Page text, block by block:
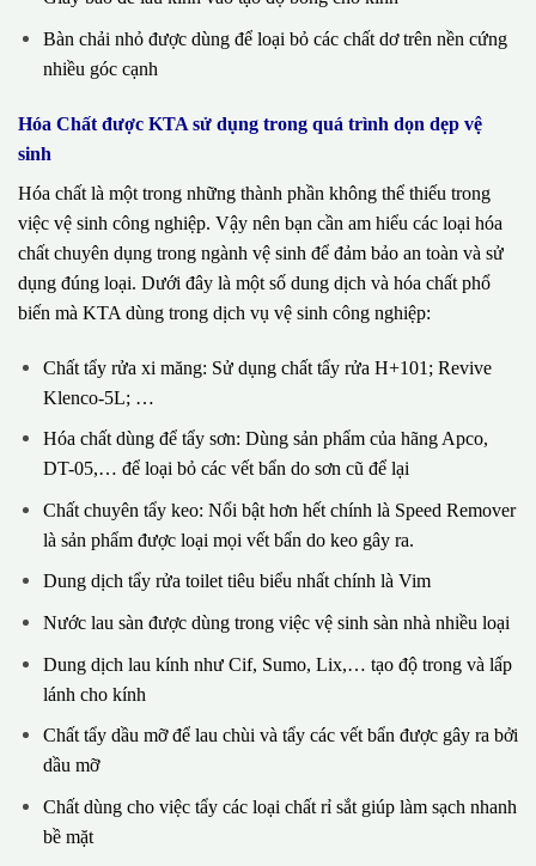
Bàn chải nhỏ được dùng để loại bỏ các chất dơ trên nền cứng
nhiều góc cạnh
Hóa Chất được KTA sử dụng trong quá trình dọn dẹp vệ
sinh
Hóa chất là một trong những thành phần không thể thiếu trong
việc vệ sinh công nghiệp. Vậy nên bạn cần am hiểu các loại hóa
chất chuyên dụng trong ngành vệ sinh để đảm bảo an toàn và sử
dụng đúng loại. Dưới đây là một số dung dịch và hóa chất phổ
biến mà KTA dùng trong dịch vụ vệ sinh công nghiệp:
Chất tẩy rửa xi măng: Sử dụng chất tẩy rửa H+101; Revive
Klenco-5L; …
Hóa chất dùng để tẩy sơn: Dùng sản phẩm của hãng Apco,
DT-05,… để loại bỏ các vết bẩn do sơn cũ để lại
Chất chuyên tẩy keo: Nổi bật hơn hết chính là Speed Remover
là sản phẩm được loại mọi vết bẩn do keo gây ra.
Dung dịch tẩy rửa toilet tiêu biểu nhất chính là Vim
Nước lau sàn được dùng trong việc vệ sinh sàn nhà nhiều loại
Dung dịch lau kính như Cif, Sumo, Lix,… tạo độ trong và lấp
lánh cho kính
Chất tẩy dầu mỡ để lau chùi và tẩy các vết bẩn được gây ra bởi
dầu mỡ
Chất dùng cho việc tẩy các loại chất rỉ sắt giúp làm sạch nhanh
bề mặt